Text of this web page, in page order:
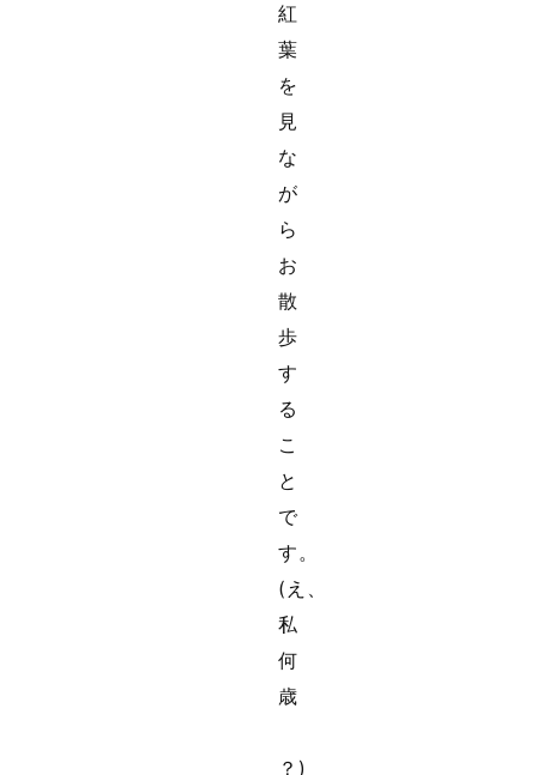
紅
葉
を
見
な
が
ら
お
散
歩
す
る
こ
と
で
す。
(え、
私
何
歳
？)